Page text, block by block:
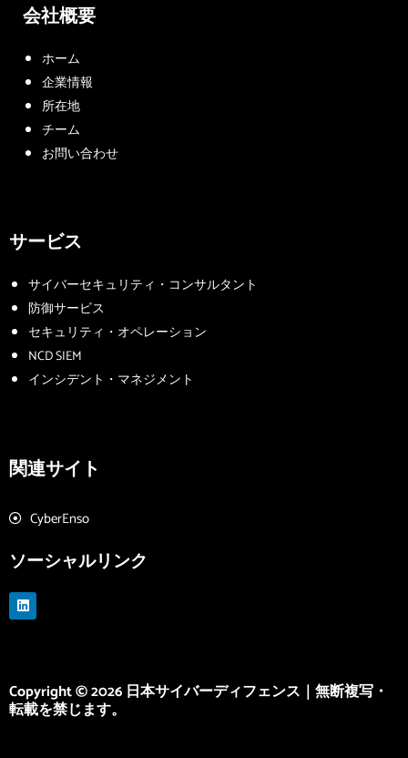
会社概要
ホーム
企業情報
所在地
チーム
お問い合わせ
サービス
サイバーセキュリティ・コンサルタント
防御サービス
セキュリティ・オペレーション
NCD SIEM
インシデント・マネジメント
関連サイト
CyberEnso
ソーシャルリンク
L
i
n
n
Copyright © 2026 日本サイバーディフェンス｜無断複写・
転載を禁じます。